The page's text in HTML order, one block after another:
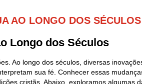
AO LONGO DOS SÉCULOS
Longo dos Séculos
Ao longo dos séculos, diversas
sua fé. Conhecer essas
cristãs. Abaixo, exploramos algumas